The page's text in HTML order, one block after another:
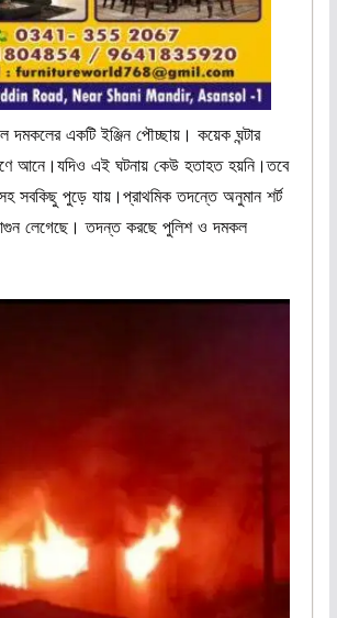
দমকলের একটি ইঞ্জিন পৌচ্ছায়। কয়েক ঘন্টার
আনে।যদিও এই ঘটনায় কেউ হতাহত হয়নি।তবে
সবকিছু পুড়ে যায়।প্রাথমিক তদন্তে অনুমান শর্ট
লেগেছে। তদন্ত করছে পুলিশ ও দমকল